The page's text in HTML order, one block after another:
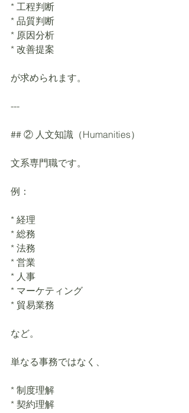
* 工程判断
* 品質判断
* 原因分析
* 改善提案
が求められます。
---
## ② 人文知識（Humanities）
文系専門職です。
例：
* 経理
* 総務
* 法務
* 営業
* 人事
* マーケティング
* 貿易業務
など。
単なる事務ではなく、
* 制度理解
* 契約理解